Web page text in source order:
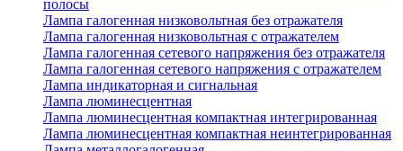
полосы
Лампа галогенная низковольтная без отражателя
Лампа галогенная низковольтная с отражателем
Лампа галогенная сетевого напряжения без отражателя
Лампа галогенная сетевого напряжения с отражателем
Лампа индикаторная и сигнальная
Лампа люминесцентная
Лампа люминесцентная компактная интегрированная
Лампа люминесцентная компактная неинтегрированная